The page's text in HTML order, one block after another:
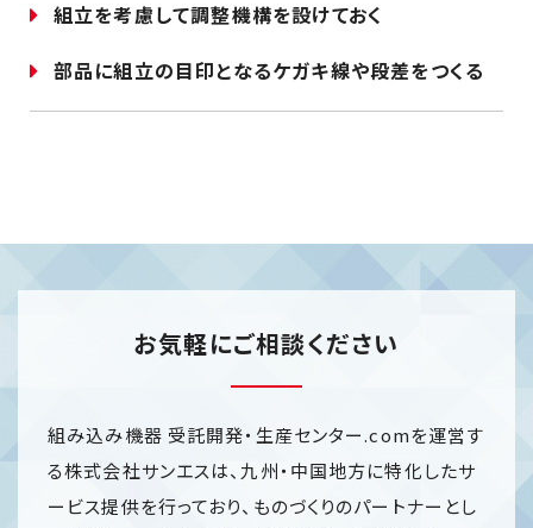
組立を考慮して調整機構を設けておく
部品に組立の目印となるケガキ線や段差をつくる
お気軽にご相談ください
組み込み機器 受託開発・生産センター.comを運営す
る株式会社サンエスは、九州・中国地方に特化したサ
ービス提供を行っており、ものづくりのパートナーとし